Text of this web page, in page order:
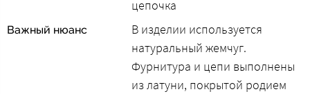
цепочка
Важный нюанс
В изделии используется
натуральный жемчуг.
Фурнитура и цепи выполнены
из латуни, покрытой родием